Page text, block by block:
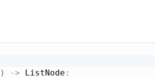
) -> ListNode :